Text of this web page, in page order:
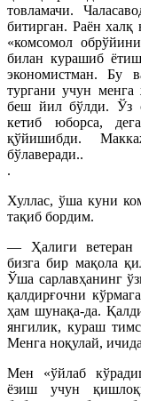
товламачи.
битирган. Раён халқ
«комсомол
билан курашиб
экономистман. Бу
тургани учун
беш йил бўлди. Ўз
кетиб юборса,
қўйишибди.
бўлаверади..
.
Хуллас, ўша куни
тақиб бордим.
— Ҳалиги ветеран
бизга бир мақола
Ўша сарлавҳанинг
қалдирғочни
ҳам шунақа-да.
янгилик, кураш
Менга ноқулай,
Мен «ўйлаб
ёзиш учун